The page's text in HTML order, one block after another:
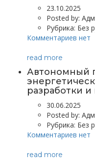
23.10.2025
Posted by:
Рубрика: Без
Комментариев нет
read more
Автономный
разработки
30.06.2025
Posted by:
Рубрика: Без
Комментариев нет
read more